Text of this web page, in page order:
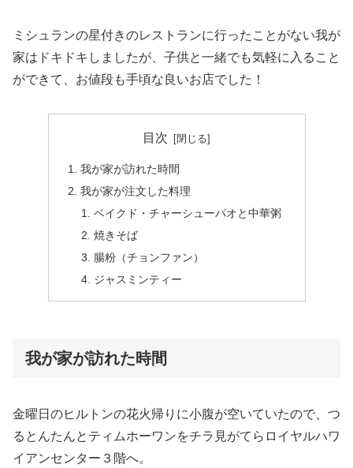
ミシュランの星付きのレストランに行ったことがない我が
家はドキドキしましたが、子供と一緒でも気軽に入ること
ができて、お値段も手頃な良いお店でした！
目次
我が家が訪れた時間
我が家が注文した料理
ベイクド・チャーシューパオと中華粥
焼きそば
腸粉（チョンファン）
ジャスミンティー
我が家が訪れた時間
金曜日のヒルトンの花火帰りに小腹が空いていたので、つ
るとんたんとティムホーワンをチラ見がてらロイヤルハワ
イアンセンター３階へ。